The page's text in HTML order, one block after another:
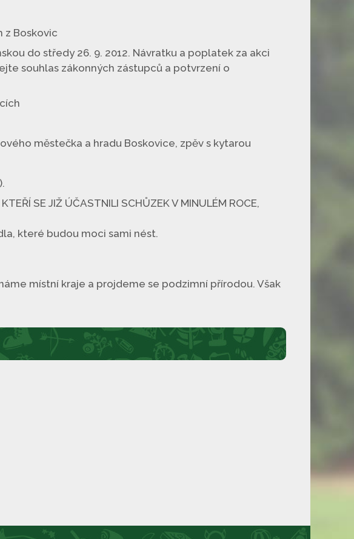
z Boskovic
do středy 26. 9. 2012. Návratku a poplatek za akci
souhlas zákonných zástupců a potvrzení o
městečka a hradu Boskovice, zpěv s kytarou
SE JIŽ ÚČASTNILI SCHŮZEK V MINULÉM ROCE,
které budou moci sami nést.
místní kraje a projdeme se podzimní přírodou. Však